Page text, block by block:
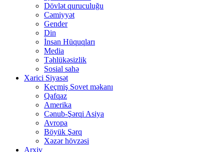
Dövlət quruculuğu
Cəmiyyət
Gender
Din
İnsan Hüquqları
Media
Təhlükəsizlik
Sosial sahə
Xarici Siyasət
Keçmiş Sovet məkanı
Qafqaz
Amerika
Cənub-Şərqi Asiya
Avropa
Böyük Şərq
Xəzər hövzəsi
Arxiv